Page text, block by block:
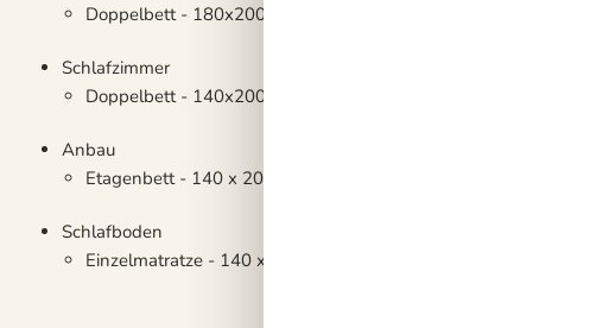
Doppelbett - 180x200
Schlafzimmer
Doppelbett - 140x200
Anbau
Etagenbett - 140 x 200 - 90x200
Schlafboden
Einzelmatratze - 140 x 200